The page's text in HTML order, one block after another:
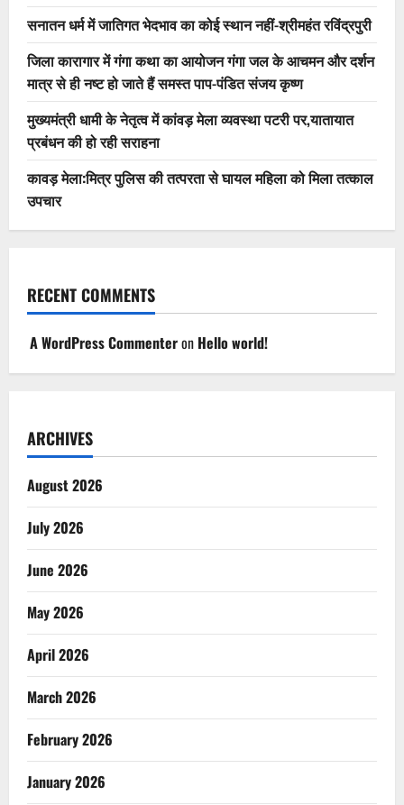
सनातन धर्म में जातिगत भेदभाव का कोई स्थान नहीं-श्रीमहंत रविंद्रपुरी
जिला कारागार में गंगा कथा का आयोजन गंगा जल के आचमन और दर्शन
मात्र से ही नष्ट हो जाते हैं समस्त पाप-पंडित संजय कृष्ण
मुख्यमंत्री धामी के नेतृत्व में कांवड़ मेला व्यवस्था पटरी पर,यातायात
प्रबंधन की हो रही सराहना
कावड़ मेला:मित्र पुलिस की तत्परता से घायल महिला को मिला तत्काल
उपचार
RECENT COMMENTS
A WordPress Commenteron Hello world!
ARCHIVES
August 2026
July 2026
June 2026
May 2026
April 2026
March 2026
February 2026
January 2026